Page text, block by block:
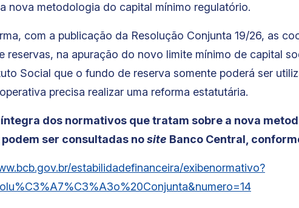
nova metodologia do capital mínimo regulatório.
com a publicação da Resolução Conjunta 19/26, as
reservas, na apuração do novo limite mínimo de capital
Social que o fundo de reserva somente poderá ser
precisa realizar uma reforma estatutária.
íntegra dos normativos que tratam sobre a nova
podem ser consultadas nosite Banco Central,
estabilidadefinanceira/exibenormativo?